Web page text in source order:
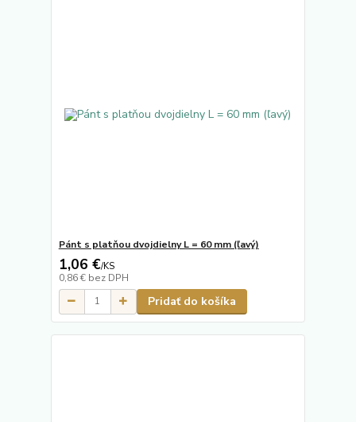
Pánt s platňou dvojdielny L = 60 mm (ľavý)
1,06 €/KS
0,86 € bez DPH
Pridať do košíka